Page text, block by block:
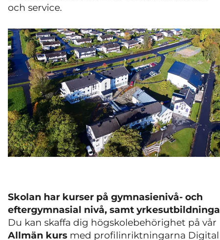
och service.
Skolan har kurser på gymnasienivå- och
eftergymnasial nivå, samt
Du kan skaffa dig högskolebehörighet på vår
Allmän kurs med profilinriktningarna Digital